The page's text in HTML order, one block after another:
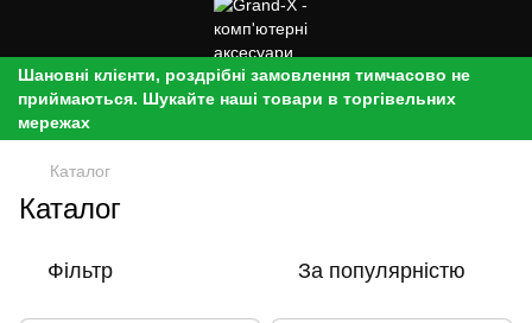
Шановні клієнти, роздрібні замовлення тимчасово не
приймаються. Шукайте наші товари в торгівельних
мережах
Каталог
Каталог
Фільтр За популярністю